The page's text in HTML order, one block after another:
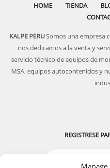
Manage
HOME TIENDA
KALPE PERUSomos una empresa
nos dedicamos a la venta y
servicio técnico de equipos de
MSA, equipos autocontenidos y
REGISTRESE